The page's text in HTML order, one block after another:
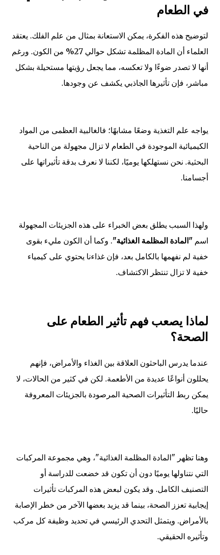
في الطعام
لتوضيح هذه الفكرة، يمكن الاستعانة بمثال من علم الفلك. يعتقد
العلماء أن المادة المظلمة تشكل حوالي 27% من الكون. ورغم
أنها لا تصدر ضوءًا ولا تعكسه، مما يجعل رؤيتها مستحيلة بشكل
مباشر، فإن تأثيرها الجاذبي يكشف عن وجودها.
يواجه علم التغذية وضعًا مشابهًا؛ فالغالبية العظمى من المواد
الكيميائية الموجودة في الطعام لا تزال مجهولة من الناحية
البحثية. نحن نستهلكها يوميًا، لكننا لا نعرف بدقة تأثيراتها على
أجسامنا.
ولهذا السبب يطلق بعض الخبراء على هذه الجزيئات المجهولة
اسم "المادة المظلمة الغذائية". وكما أن الكون مليء بقوى
خفية لم نفهمها بالكامل بعد، فإن غذاءنا يحتوي على كيمياء
خفية لا تزال تنتظر الاكتشاف.
لماذا يصعب فهم تأثير الطعام على
الصحة؟
عندما يدرس الباحثون العلاقة بين الغذاء والأمراض، فإنهم
يحللون أنواعًا عديدة من الأطعمة. لكن في كثير من الحالات، لا
يمكن ربط التأثيرات الصحية المرصودة بالجزيئات المعروفة
حاليًا.
وهنا تظهر "المادة المظلمة الغذائية"، وهي مجموعة المركبات
التي نتناولها يوميًا دون أن تكون قد خضعت للدراسة أو
التصنيف الكامل. وقد يكون لبعض هذه المركبات تأثيرات
إيجابية تعزز الصحة، بينما قد يزيد بعضها الآخر من خطر الإصابة
بالأمراض. ويتمثل التحدي الرئيسي في تحديد وظيفة كل مركب
وتأثيره الحقيقي.